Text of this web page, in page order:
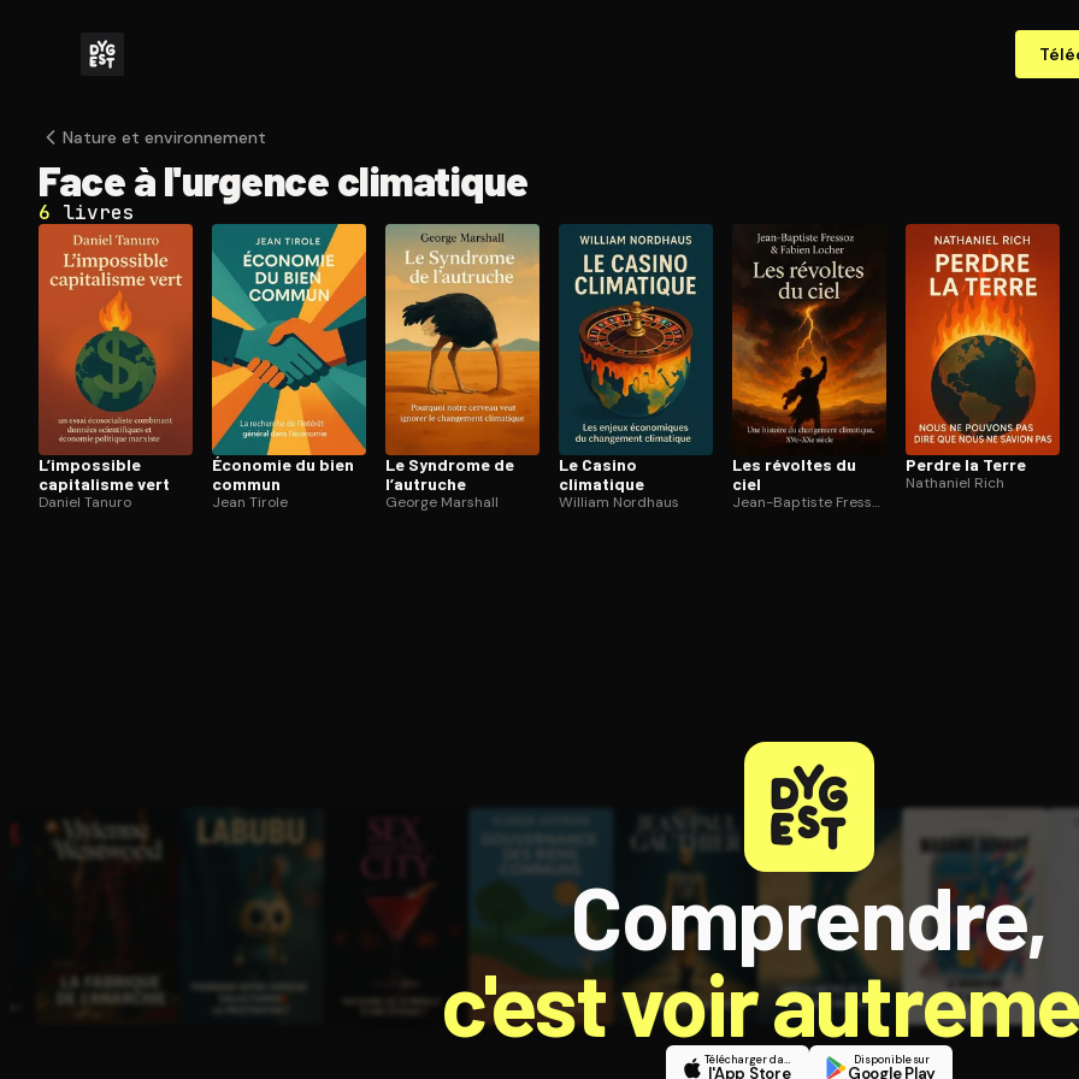
Nature et en­vi­ron­ne­ment
Face à l'urgence climatique
6 livres
L’impossible
capitalisme vert
Daniel Tanuro
Économie du bien
commun
Jean Tirole
Le Syndrome de
l’autruche
George Marshall
Le Casino
climatique
William Nordhaus
Les révoltes du
ciel
Jean-Baptiste Fressoz
Perdre la Terre
Nathaniel Rich
Comprendre,
c'est voir
Télécharger dans
l'App Store
Disponible sur
Google Play